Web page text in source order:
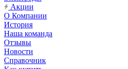
Акции
О Компании
История
Наша команда
Отзывы
Новости
Справочник